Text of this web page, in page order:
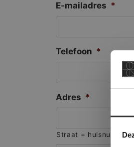
E-mailadres *
Telefoon *
Adres *
Straat + huisnummer